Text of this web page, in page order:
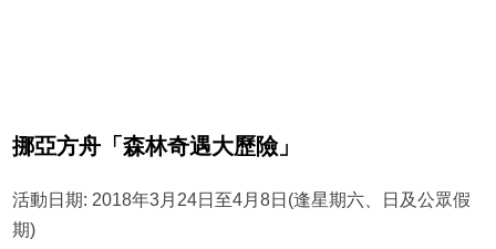
挪亞方舟「森林奇遇大歷險」
活動日期: 2018年3月24日至4月8日(逢星期六、日及公眾假
期)